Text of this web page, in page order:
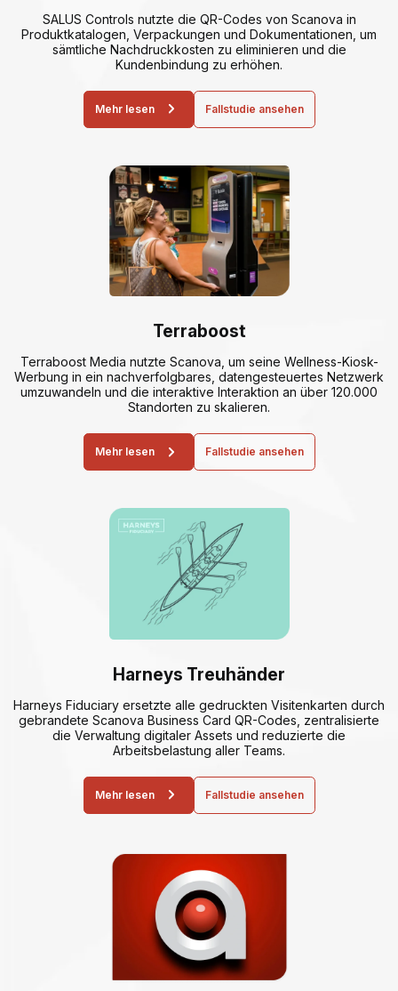
SALUS Controls nutzte die QR-Codes von Scanova in
Produktkatalogen, Verpackungen und Dokumentationen, um
sämtliche Nachdruckkosten zu eliminieren und die
Kundenbindung zu erhöhen.
Mehr lesen Fallstudie ansehen
Terraboost
Terraboost Media nutzte Scanova, um seine Wellness-Kiosk-
Werbung in ein nachverfolgbares, datengesteuertes Netzwerk
umzuwandeln und die interaktive Interaktion an über 120.000
Standorten zu skalieren.
Mehr lesen Fallstudie ansehen
Harneys Treuhänder
Harneys Fiduciary ersetzte alle gedruckten Visitenkarten durch
gebrandete Scanova Business Card QR-Codes, zentralisierte
die Verwaltung digitaler Assets und reduzierte die
Arbeitsbelastung aller Teams.
Mehr lesen Fallstudie ansehen